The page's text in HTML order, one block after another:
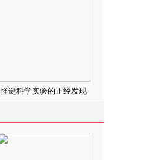
怪诞科学实验的正经发现